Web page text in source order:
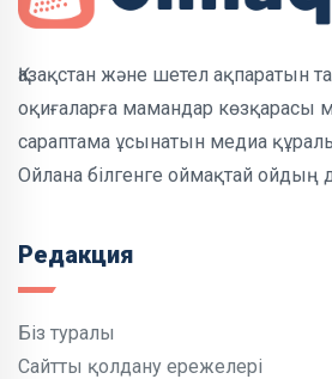
Қазақстан және шетел ақпаратын
оқиғаларға мамандар көзқарасы
сараптама ұсынатын медиа
Ойлана білгенге оймақтай ойдың
Редакция
Біз туралы
Сайтты қолдану ережелері